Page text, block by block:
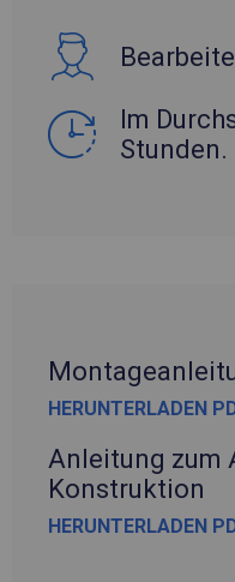
Im
Stunden.
HERUNTERLADEN
Anleitung zum
Konstruktion
HERUNTERLADEN